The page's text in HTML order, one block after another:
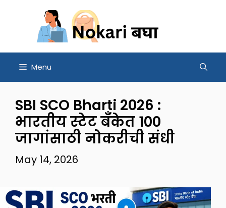
content
Menu
SBI SCO Bharti 2026 :
भारतीय स्टेट बँकेत 100
जागांसाठी नोकरीची संधी
May 14, 2026